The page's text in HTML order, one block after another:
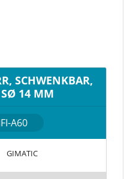
SCHWENKBAR,
14 MM
A60
GIMATIC